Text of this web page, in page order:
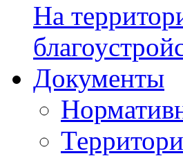
На
Документы